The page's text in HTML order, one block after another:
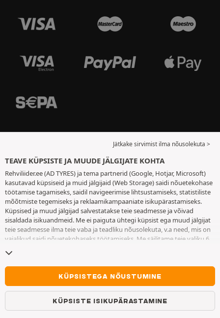
Jätkake sirvimist ilma nõusolekuta >
TEAVE KÜPSISTE JA MUUDE JÄLGIJATE KOHTA
Rehviliider.ee (AD TYRES) ja tema partnerid (Google, Hotjar, Microsoft)
kasutavad küpsiseid ja muid jälgijaid (Web Storage) saidi nõuetekohase
töötamise tagamiseks, saidil navigeerimise lihtsustamiseks, statistiliste
mõõtmiste tegemiseks ja reklaamikampaaniate isikupärastamiseks.
Küpsised ja muud jälgijad salvestatakse teie seadmesse ja võivad
sisaldada isikuandmeid. Me ei paiguta ühtegi küpsist ega muud jälgijat
teie seadmesse ilma teie vaba ja teadliku nõusolekuta, v.a need, mis on
vajalikud saidi nõuetekohaseks töötamiseks. Me säilitame teie valiku 6
muude jälgijate lehele
nõusolekut küpsiste ja muude jälgijate teie seadmesse paigutamiseks.
Keeldumine ei takista juurdepääsu teenustele AD TYRES. Lisateabe
saamiseks vaadakeküpsiste ja muude jälgijate lehte.
KÜPSISTEGA NÕUSTUMINE
KÜPSISTE ISIKUPÄRASTAMINE